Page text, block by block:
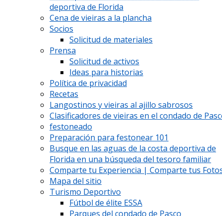
deportiva de Florida
Cena de vieiras a la plancha
Socios
Solicitud de materiales
Prensa
Solicitud de activos
Ideas para historias
Política de privacidad
Recetas
Langostinos y vieiras al ajillo sabrosos
Clasificadores de vieiras en el condado de
festoneado
Preparación para festonear 101
Busque en las aguas de la costa deportiva de
Florida en una búsqueda del tesoro familiar
Comparte tu Experiencia | Comparte tus
Mapa del sitio
Turismo Deportivo
Fútbol de élite ESSA
Parques del condado de Pasco